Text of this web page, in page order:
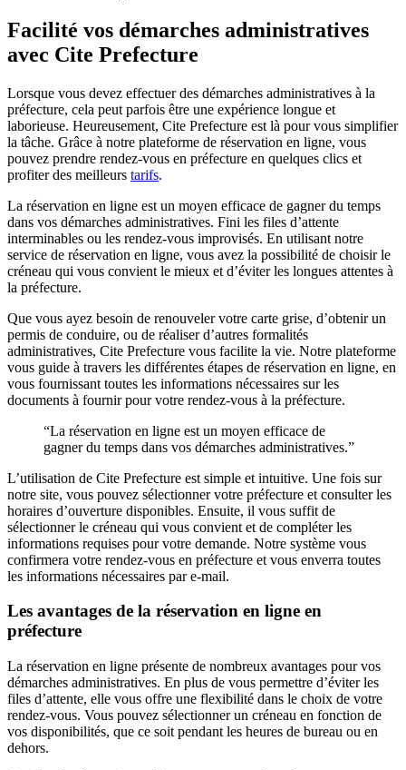
Facilité vos démarches administratives
avec Cite Prefecture
Lorsque vous devez effectuer des démarches administratives à la
préfecture, cela peut parfois être une expérience longue et
laborieuse. Heureusement, Cite Prefecture est là pour vous simplifier
la tâche. Grâce à notre plateforme de réservation en ligne, vous
pouvez prendre rendez-vous en préfecture en quelques clics et
profiter des meilleurs tarifs.
La réservation en ligne est un moyen efficace de gagner du temps
dans vos démarches administratives. Fini les files d’attente
interminables ou les rendez-vous improvisés. En utilisant notre
service de réservation en ligne, vous avez la possibilité de choisir le
créneau qui vous convient le mieux et d’éviter les longues attentes à
la préfecture.
Que vous ayez besoin de renouveler votre carte grise, d’obtenir un
permis de conduire, ou de réaliser d’autres formalités
administratives, Cite Prefecture vous facilite la vie. Notre plateforme
vous guide à travers les différentes étapes de réservation en ligne, en
vous fournissant toutes les informations nécessaires sur les
documents à fournir pour votre rendez-vous à la préfecture.
“La réservation en ligne est un moyen efficace de
gagner du temps dans vos démarches administratives.”
L’utilisation de Cite Prefecture est simple et intuitive. Une fois sur
notre site, vous pouvez sélectionner votre préfecture et consulter les
horaires d’ouverture disponibles. Ensuite, il vous suffit de
sélectionner le créneau qui vous convient et de compléter les
informations requises pour votre demande. Notre système vous
confirmera votre rendez-vous en préfecture et vous enverra toutes
les informations nécessaires par e-mail.
Les avantages de la réservation en ligne en
préfecture
La réservation en ligne présente de nombreux avantages pour vos
démarches administratives. En plus de vous permettre d’éviter les
files d’attente, elle vous offre une flexibilité dans le choix de votre
rendez-vous. Vous pouvez sélectionner un créneau en fonction de
vos disponibilités, que ce soit pendant les heures de bureau ou en
dehors.